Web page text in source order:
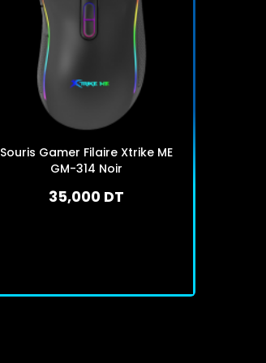
Souris Gamer Filaire Xtrike ME
GM-314 Noir
35,000 DT